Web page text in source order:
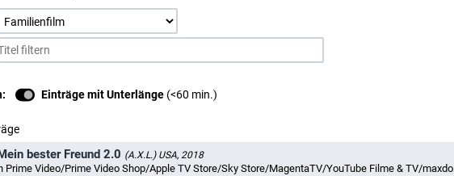
Einträge mit Unterlänge (<60 min.)
bester Freund 2.0 (A.X.L.) USA, 2018
Video/Prime Video Shop/Apple TV Store/Sky Store/MagentaTV/YouTube Filme & TV/maxdome/Videoload/Rakuten TV